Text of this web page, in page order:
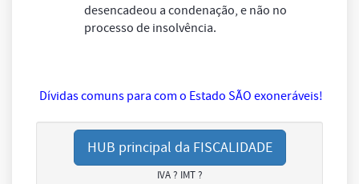
desencadeou a condenação, e não no
processo de insolvência.
Dívidas comuns para com o Estado SÃO exoneráveis!
HUB principal da FISCALIDADE
IVA ? IMT ?